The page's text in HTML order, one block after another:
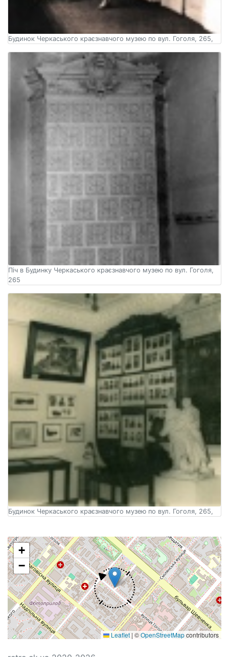
Будинок Черкаського краєзнавчого музею по вул. Гоголя, 265,
Піч в Будинку Черкаського краєзнавчого музею по вул. Гоголя,
265
Будинок Черкаського краєзнавчого музею по вул. Гоголя, 265,
+
−
Leaflet | ©OpenStreetMapcontributors